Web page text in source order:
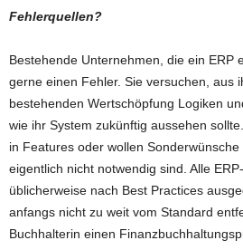
Fehlerquellen?
Bestehende Unternehmen, die ein ERP
gerne einen Fehler. Sie versuchen, aus
bestehenden Wertschöpfung Logiken
wie ihr System zukünftig aussehen
in Features oder wollen
eigentlich nicht notwendig sind. Alle
üblicherweise nach Best Practices
anfangs nicht zu weit vom Standard
Buchhalterin einen